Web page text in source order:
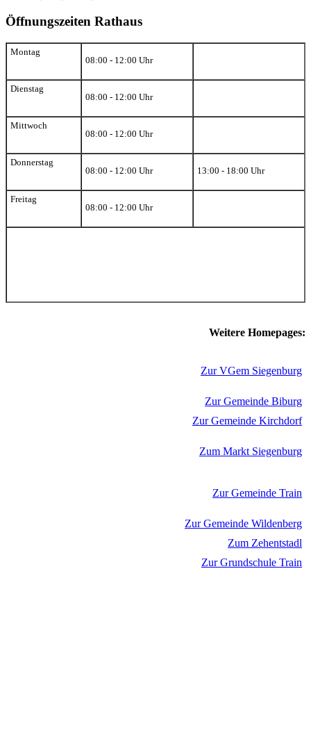
Öffnungszeiten Rathaus
Montag
08:00 - 12:00 Uhr
Dienstag
08:00 - 12:00 Uhr
Mittwoch
08:00 - 12:00 Uhr
Donnerstag
08:00 - 12:00 Uhr
13:00 - 18:00 Uhr
Freitag
08:00 - 12:00 Uhr
Weitere Homepages:
Zur VGem Siegenburg
Zur Gemeinde Biburg
Zur Gemeinde Kirchdorf
Zum Markt Siegenburg
Zur Gemeinde Train
Zur Gemeinde Wildenberg
Zum Zehentstadl
Zur Grundschule Train